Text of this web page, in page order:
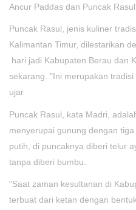
Ancur Paddas dan Puncak Rasul.
Puncak Rasul, jenis kuliner
Kalimantan Timur, dilestarikan
hari jadi Kabupaten Berau dan
sekarang. "Ini merupakan
ujar
Puncak Rasul, kata Madri,
menyerupai gunung dengan
putih, di puncaknya diberi telur
tanpa diberi bumbu.
“Saat zaman kesultanan di
terbuat dari ketan dengan